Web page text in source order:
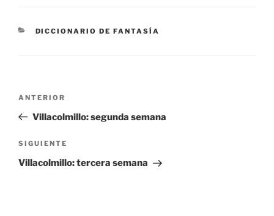
CATEGORÍAS
DICCIONARIO DE FANTASÍA
entradas
Entrada
anterior:
ANTERIOR
Villacolmillo: segunda semana
Siguiente
entrada
SIGUIENTE
Villacolmillo: tercera semana